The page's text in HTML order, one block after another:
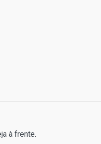
à frente.